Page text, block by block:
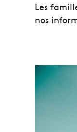
Les
nos
m
a